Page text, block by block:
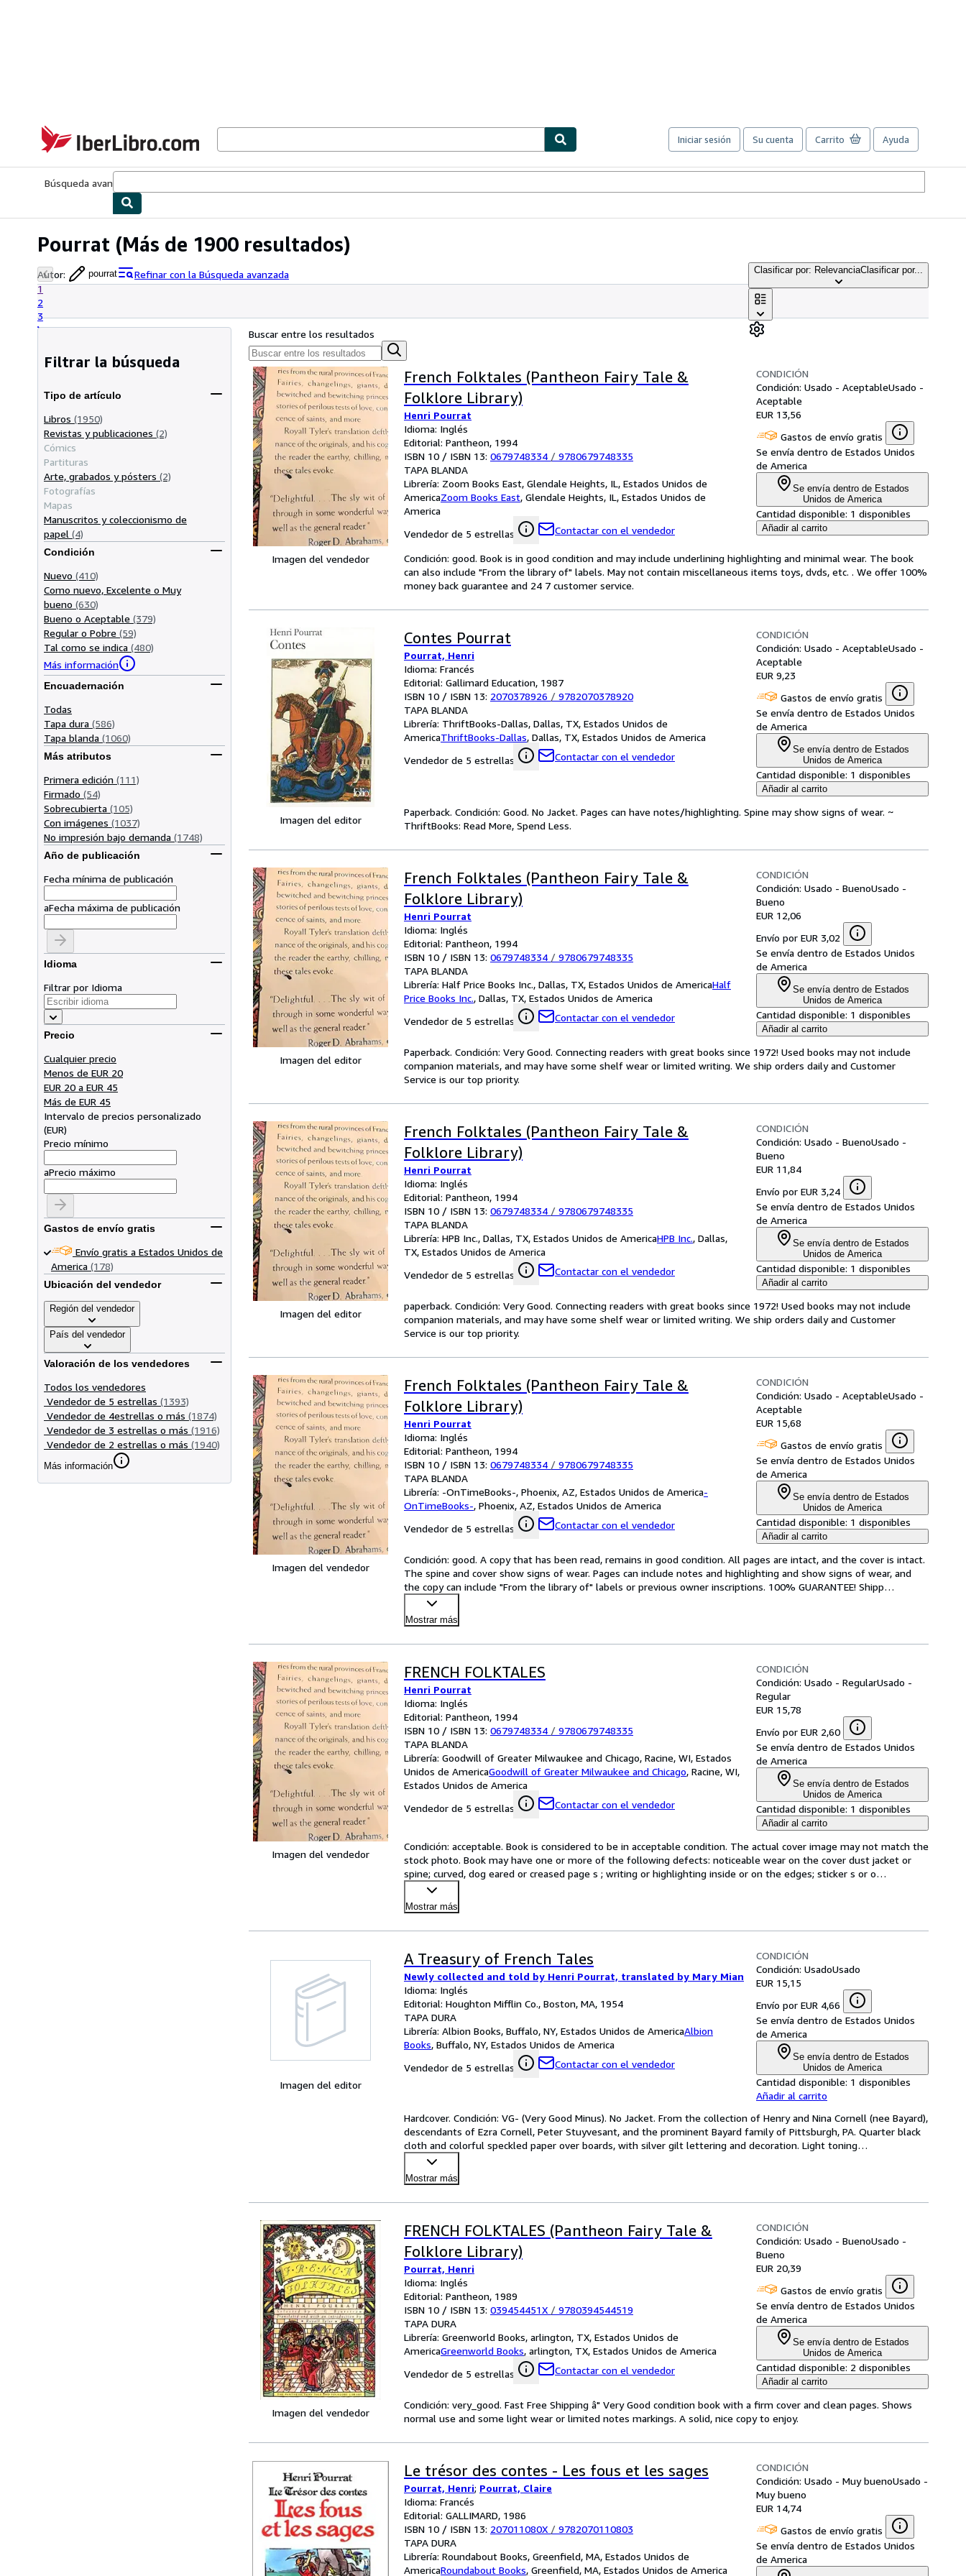
IberLibro.com
Iniciar sesión Su cuenta Carrito Ayuda
Búsqueda avanzada
Pourrat (Más de 1900 resultados)
Autor: pourrat
Refinar con la Búsqueda avanzada
1
2
3
Clasificar por: RelevanciaClasificar por...
Filtrar la búsqueda
Tipo de artículo
Libros (1950)
Revistas y publicaciones (2)
Cómics
Partituras
Arte, grabados y pósters (2)
Fotografías
Mapas
Manuscritos y coleccionismo de
papel (4)
Condición
Nuevo (410)
Como nuevo, Excelente o Muy
bueno (630)
Bueno o Aceptable (379)
Regular o Pobre (59)
Tal como se indica (480)
Más información
Encuadernación
Todas
Tapa dura (586)
Tapa blanda (1060)
Más atributos
Primera edición (111)
Firmado (54)
Sobrecubierta (105)
Con imágenes (1037)
No impresión bajo demanda (1748)
Año de publicación
Fecha mínima de publicación
aFecha máxima de publicación
Idioma
Filtrar por Idioma
Precio
Cualquier precio
Menos de EUR 20
EUR 20 a EUR 45
Más de EUR 45
Intervalo de precios personalizado
(EUR)
Precio mínimo
aPrecio máximo
Gastos de envío gratis
Envío gratis a Estados Unidos de
America (178)
Ubicación del vendedor
Región del vendedor
País del vendedor
Valoración de los vendedores
Todos los vendedores
Vendedor de 5 estrellas (1393)
Vendedor de 4estrellas o más (1874)
Vendedor de 3 estrellas o más (1916)
Vendedor de 2 estrellas o más (1940)
Más información
Buscar entre los resultados
Imagen del vendedor
French Folktales (Pantheon Fairy Tale &
Folklore Library)
Henri Pourrat
Idioma: Inglés
Editorial: Pantheon, 1994
ISBN 10 / ISBN 13: 0679748334 / 9780679748335
TAPA BLANDA
Librería: Zoom Books East, Glendale Heights, IL, Estados Unidos de
AmericaZoom Books East, Glendale Heights, IL, Estados Unidos de
America
Vendedor de 5 estrellas
Contactar con el vendedor
CONDICIÓN
Condición: Usado - AceptableUsado -
Aceptable
EUR 13,56
Gastos de envío gratis
Se envía dentro de Estados Unidos
de America
Se envía dentro de Estados
Unidos de America
Cantidad disponible: 1 disponibles
Añadir al carrito
Condición: good. Book is in good condition and may include underlining highlighting and minimal wear. The book
can also include "From the library of" labels. May not contain miscellaneous items toys, dvds, etc. . We offer 100%
money back guarantee and 24 7 customer service.
Imagen del editor
Contes Pourrat
Pourrat, Henri
Idioma: Francés
Editorial: Gallimard Education, 1987
ISBN 10 / ISBN 13: 2070378926 / 9782070378920
TAPA BLANDA
Librería: ThriftBooks-Dallas, Dallas, TX, Estados Unidos de
AmericaThriftBooks-Dallas, Dallas, TX, Estados Unidos de America
Vendedor de 5 estrellas
Contactar con el vendedor
CONDICIÓN
Condición: Usado - AceptableUsado -
Aceptable
EUR 9,23
Gastos de envío gratis
Se envía dentro de Estados Unidos
de America
Se envía dentro de Estados
Unidos de America
Cantidad disponible: 1 disponibles
Añadir al carrito
Paperback. Condición: Good. No Jacket. Pages can have notes/highlighting. Spine may show signs of wear. ~
ThriftBooks: Read More, Spend Less.
Imagen del editor
French Folktales (Pantheon Fairy Tale &
Folklore Library)
Henri Pourrat
Idioma: Inglés
Editorial: Pantheon, 1994
ISBN 10 / ISBN 13: 0679748334 / 9780679748335
TAPA BLANDA
Librería: Half Price Books Inc., Dallas, TX, Estados Unidos de AmericaHalf
Price Books Inc., Dallas, TX, Estados Unidos de America
Vendedor de 5 estrellas
Contactar con el vendedor
CONDICIÓN
Condición: Usado - BuenoUsado -
Bueno
EUR 12,06
Envío por EUR 3,02
Se envía dentro de Estados Unidos
de America
Se envía dentro de Estados
Unidos de America
Cantidad disponible: 1 disponibles
Añadir al carrito
Paperback. Condición: Very Good. Connecting readers with great books since 1972! Used books may not include
companion materials, and may have some shelf wear or limited writing. We ship orders daily and Customer
Service is our top priority.
Imagen del editor
French Folktales (Pantheon Fairy Tale &
Folklore Library)
Henri Pourrat
Idioma: Inglés
Editorial: Pantheon, 1994
ISBN 10 / ISBN 13: 0679748334 / 9780679748335
TAPA BLANDA
Librería: HPB Inc., Dallas, TX, Estados Unidos de AmericaHPB Inc., Dallas,
TX, Estados Unidos de America
Vendedor de 5 estrellas
Contactar con el vendedor
CONDICIÓN
Condición: Usado - BuenoUsado -
Bueno
EUR 11,84
Envío por EUR 3,24
Se envía dentro de Estados Unidos
de America
Se envía dentro de Estados
Unidos de America
Cantidad disponible: 1 disponibles
Añadir al carrito
paperback. Condición: Very Good. Connecting readers with great books since 1972! Used books may not include
companion materials, and may have some shelf wear or limited writing. We ship orders daily and Customer
Service is our top priority.
Imagen del vendedor
French Folktales (Pantheon Fairy Tale &
Folklore Library)
Henri Pourrat
Idioma: Inglés
Editorial: Pantheon, 1994
ISBN 10 / ISBN 13: 0679748334 / 9780679748335
TAPA BLANDA
Librería: -OnTimeBooks-, Phoenix, AZ, Estados Unidos de America-
OnTimeBooks-, Phoenix, AZ, Estados Unidos de America
Vendedor de 5 estrellas
Contactar con el vendedor
CONDICIÓN
Condición: Usado - AceptableUsado -
Aceptable
EUR 15,68
Gastos de envío gratis
Se envía dentro de Estados Unidos
de America
Se envía dentro de Estados
Unidos de America
Cantidad disponible: 1 disponibles
Añadir al carrito
Condición: good. A copy that has been read, remains in good condition. All pages are intact, and the cover is intact.
The spine and cover show signs of wear. Pages can include notes and highlighting and show signs of wear, and
the copy can include "From the library of" labels or previous owner inscriptions. 100% GUARANTEE! Shipp…
Mostrar más
Imagen del vendedor
FRENCH FOLKTALES
Henri Pourrat
Idioma: Inglés
Editorial: Pantheon, 1994
ISBN 10 / ISBN 13: 0679748334 / 9780679748335
TAPA BLANDA
Librería: Goodwill of Greater Milwaukee and Chicago, Racine, WI, Estados
Unidos de AmericaGoodwill of Greater Milwaukee and Chicago, Racine, WI,
Estados Unidos de America
Vendedor de 5 estrellas
Contactar con el vendedor
CONDICIÓN
Condición: Usado - RegularUsado -
Regular
EUR 15,78
Envío por EUR 2,60
Se envía dentro de Estados Unidos
de America
Se envía dentro de Estados
Unidos de America
Cantidad disponible: 1 disponibles
Añadir al carrito
Condición: acceptable. Book is considered to be in acceptable condition. The actual cover image may not match the
stock photo. Book may have one or more of the following defects: noticeable wear on the cover dust jacket or
spine; curved, dog eared or creased page s ; writing or highlighting inside or on the edges; sticker s or o…
Mostrar más
Imagen del editor
A Treasury of French Tales
Newly collected and told by Henri Pourrat, translated by Mary Mian
Idioma: Inglés
Editorial: Houghton Mifflin Co., Boston, MA, 1954
TAPA DURA
Librería: Albion Books, Buffalo, NY, Estados Unidos de AmericaAlbion
Books, Buffalo, NY, Estados Unidos de America
Vendedor de 5 estrellas
Contactar con el vendedor
CONDICIÓN
Condición: UsadoUsado
EUR 15,15
Envío por EUR 4,66
Se envía dentro de Estados Unidos
de America
Se envía dentro de Estados
Unidos de America
Cantidad disponible: 1 disponibles
Añadir al carrito
Hardcover. Condición: VG- (Very Good Minus). No Jacket. From the collection of Henry and Nina Cornell (nee Bayard),
descendants of Ezra Cornell, Peter Stuyvesant, and the prominent Bayard family of Pittsburgh, PA. Quarter black
cloth and colorful speckled paper over boards, with silver gilt lettering and decoration. Light toning…
Mostrar más
Imagen del vendedor
FRENCH FOLKTALES (Pantheon Fairy Tale &
Folklore Library)
Pourrat, Henri
Idioma: Inglés
Editorial: Pantheon, 1989
ISBN 10 / ISBN 13: 039454451X / 9780394544519
TAPA DURA
Librería: Greenworld Books, arlington, TX, Estados Unidos de
AmericaGreenworld Books, arlington, TX, Estados Unidos de America
Vendedor de 5 estrellas
Contactar con el vendedor
CONDICIÓN
Condición: Usado - BuenoUsado -
Bueno
EUR 20,39
Gastos de envío gratis
Se envía dentro de Estados Unidos
de America
Se envía dentro de Estados
Unidos de America
Cantidad disponible: 2 disponibles
Añadir al carrito
Condición: very_good. Fast Free Shipping â" Very Good condition book with a firm cover and clean pages. Shows
normal use and some light wear or limited notes markings. A solid, nice copy to enjoy.
Le trésor des contes - Les fous et les sages
Pourrat, Henri; Pourrat, Claire
Idioma: Francés
Editorial: GALLIMARD, 1986
ISBN 10 / ISBN 13: 207011080X / 9782070110803
TAPA DURA
Librería: Roundabout Books, Greenfield, MA, Estados Unidos de
AmericaRoundabout Books, Greenfield, MA, Estados Unidos de America
CONDICIÓN
Condición: Usado - Muy buenoUsado -
Muy bueno
EUR 14,74
Gastos de envío gratis
Se envía dentro de Estados Unidos
de America